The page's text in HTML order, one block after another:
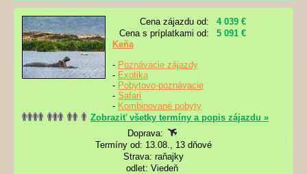
Cena zájazdu od:
4 039 €
Cena s príplatkami od:
5 091 €
Keňa
- Poznávacie zájazdy
- Exotika
- Pobytovo-poznávacie
- Safari
- Kombinované pobyty
Zobraziť všetky termíny a popis zájazdu »
Doprava:
Termíny od: 13.08., 13 dňové
Strava: raňajky
odlet: Viedeň